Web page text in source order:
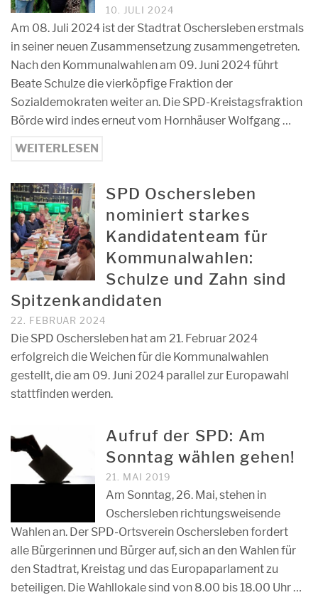
10. JULI 2024
Am 08. Juli 2024 ist der Stadtrat Oschersleben erstmals
in seiner neuen Zusammensetzung zusammengetreten.
Nach den Kommunalwahlen am 09. Juni 2024 führt
Beate Schulze die vierköpfige Fraktion der
Sozialdemokraten weiter an. Die SPD-Kreistagsfraktion
Börde wird indes erneut vom Hornhäuser Wolfgang …
WEITERLESEN
SPD Oschersleben
nominiert starkes
Kandidatenteam für
Kommunalwahlen:
Schulze und Zahn sind
Spitzenkandidaten
22. FEBRUAR 2024
Die SPD Oschersleben hat am 21. Februar 2024
erfolgreich die Weichen für die Kommunalwahlen
gestellt, die am 09. Juni 2024 parallel zur Europawahl
stattfinden werden.
Aufruf der SPD: Am
Sonntag wählen gehen!
21. MAI 2019
Am Sonntag, 26. Mai, stehen in
Oschersleben richtungsweisende
Wahlen an. Der SPD-Ortsverein Oschersleben fordert
alle Bürgerinnen und Bürger auf, sich an den Wahlen für
den Stadtrat, Kreistag und das Europaparlament zu
beteiligen. Die Wahllokale sind von 8.00 bis 18.00 Uhr …